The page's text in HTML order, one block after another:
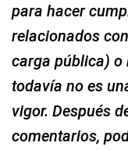
para hacer
relacionados
carga pública) o
todavía no es
vigor. Después
comentarios,